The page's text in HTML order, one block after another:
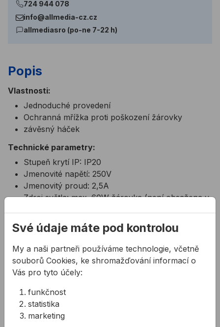
724 944 078
info@allmedia-cz.cz
allmediasro (po-ne 7-22 h)
Popis
Vlastnosti:
Jednoduché provedení
Ochranná mřížka proti poškození žárovky
závěsný háček
Technické parametry:
Stupeň krytí IP: IP20
Jmenovité napětí: 250V
Jmenovitý proud: 2,5A
Zdroj světla: max. 60W žárovka (není obsažena v
Související produkty
Prodlužovací buben se 4 zásuvkami - IP44
Šňůra prodlužovací s
Své údaje máte pod kontrolou
My a naši partneři používáme technologie, včetně
souborů Cookies, ke shromažďování informací o
Vás pro tyto účely:
funkčnost
statistika
marketing